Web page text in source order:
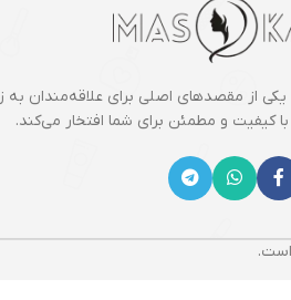
یکی از مقصدهای اصلی برای علاقه‌مندان به
کیفیت و مطمئن برای شما افتخار می‌کند.